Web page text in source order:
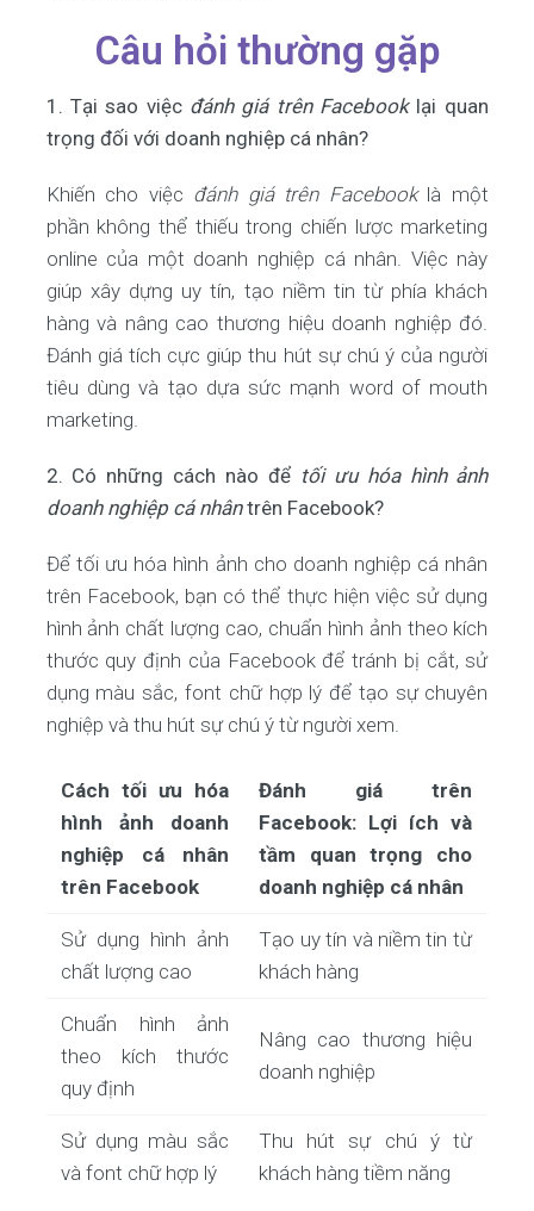
Câu hỏi thường gặp
1. Tại sao việc đánh giá trên Facebooklại quan
trọng đối với doanh nghiệp cá nhân?
Khiến cho việc đánh giá trên Facebooklà một
phần không thể thiếu trong chiến lược marketing
online của một doanh nghiệp cá nhân. Việc này
giúp xây dựng uy tín, tạo niềm tin từ phía khách
hàng và nâng cao thương hiệu doanh nghiệp đó.
Đánh giá tích cực giúp thu hút sự chú ý của người
tiêu dùng và tạo dựa sức mạnh word of mouth
marketing.
2. Có những cách nào để tối ưu hóa hình ảnh
doanh nghiệp cá nhântrên Facebook?
Để tối ưu hóa hình ảnh cho doanh nghiệp cá nhân
trên Facebook, bạn có thể thực hiện việc sử dụng
hình ảnh chất lượng cao, chuẩn hình ảnh theo kích
thước quy định của Facebook để tránh bị cắt, sử
dụng màu sắc, font chữ hợp lý để tạo sự chuyên
nghiệp và thu hút sự chú ý từ người xem.
Cách tối ưu hóa
hình ảnh doanh
nghiệp cá nhân
trên Facebook
Đánh giá trên
Facebook: Lợi ích và
tầm quan trọng cho
doanh nghiệp cá nhân
Sử dụng hình ảnh
chất lượng cao
Tạo uy tín và niềm tin từ
khách hàng
Chuẩn hình ảnh
theo kích thước
quy định
Nâng cao thương hiệu
doanh nghiệp
Sử dụng màu sắc
và font chữ hợp lý
Thu hút sự chú ý từ
khách hàng tiềm năng